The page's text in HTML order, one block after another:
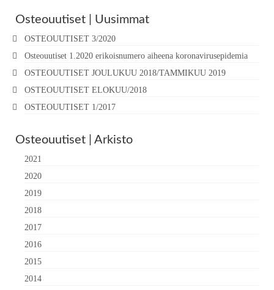
Osteouutiset | Uusimmat
OSTEOUUTISET 3/2020
Osteouutiset 1.2020 erikoisnumero aiheena koronavirusepidemia
OSTEOUUTISET JOULUKUU 2018/TAMMIKUU 2019
OSTEOUUTISET ELOKUU/2018
OSTEOUUTISET 1/2017
Osteouutiset | Arkisto
2021
2020
2019
2018
2017
2016
2015
2014